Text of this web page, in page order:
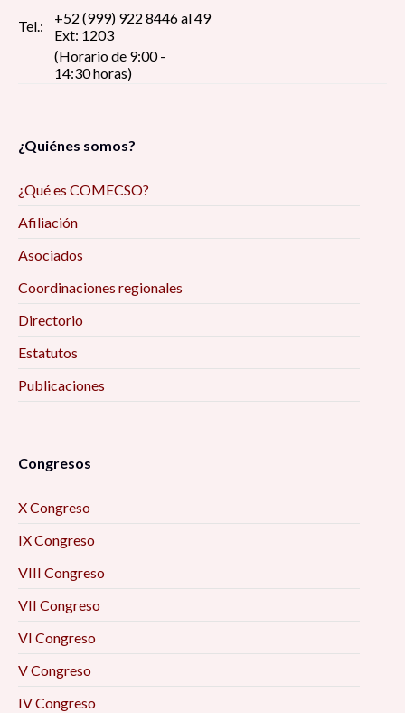
Tel.:
+52 (999) 922 8446 al 49
Ext: 1203
(Horario de 9:00 -
14:30 horas)
¿Quiénes somos?
¿Qué es COMECSO?
Afiliación
Asociados
Coordinaciones regionales
Directorio
Estatutos
Publicaciones
Congresos
X Congreso
IX Congreso
VIII Congreso
VII Congreso
VI Congreso
V Congreso
IV Congreso